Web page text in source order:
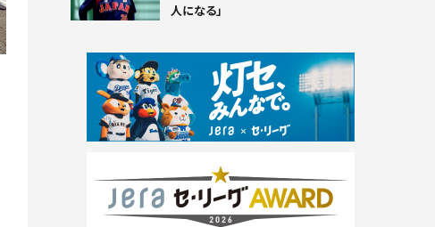
人になる」